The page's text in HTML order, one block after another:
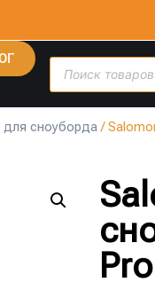
для сноуборда/